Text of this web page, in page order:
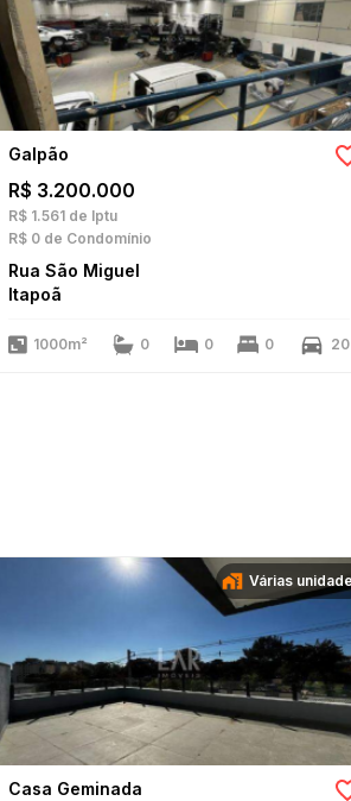
Galpão
R$ 3.200.000
R$ 1.561 de Iptu
R$ 0 de Condomínio
Rua São Miguel
Itapoã
1000m² 0 0 0 20
Várias
Casa Geminada